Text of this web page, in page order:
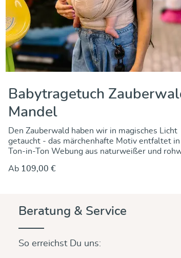
Babytragetuch
Mandel
Den Zauberwald haben wir in magisches Licht
getaucht - das märchenhafte Motiv entfaltet
Ton-in-Ton Webung aus naturweißer und
Baumwolle ist beste kbA-Qualität, das
formstabil in der Längsrichtung und schön
es eine sehr feine Griffigkeit, damit Ihr es gut
Ab 109,00 €
Beratung & Service
So erreichst Du uns: